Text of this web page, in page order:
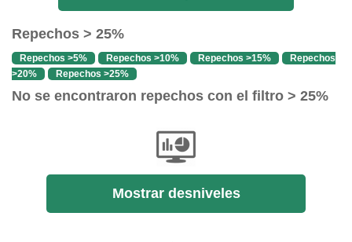
Repechos > 25%
Repechos >5% Repechos >10% Repechos >15%
Repechos
>20%
Repechos >25%
No se encontraron repechos con el filtro > 25%
Mostrar desniveles